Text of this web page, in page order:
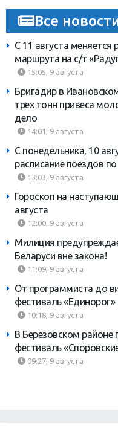
Все
С 11 августа меняется
маршрута на с/т
15:05, 9 августа
Бригадир в
трех тонн привеса
дело
14:01, 9 августа
С понедельника, 10
расписание поездов по
13:03, 9 августа
Гороскоп на
августа
12:00, 9 августа
Милиция
Беларуси вне закона!
11:09, 9 августа
От программиста до
фестиваль
10:18, 9 августа
В Березовском районе
фестиваль
09:27, 9 августа